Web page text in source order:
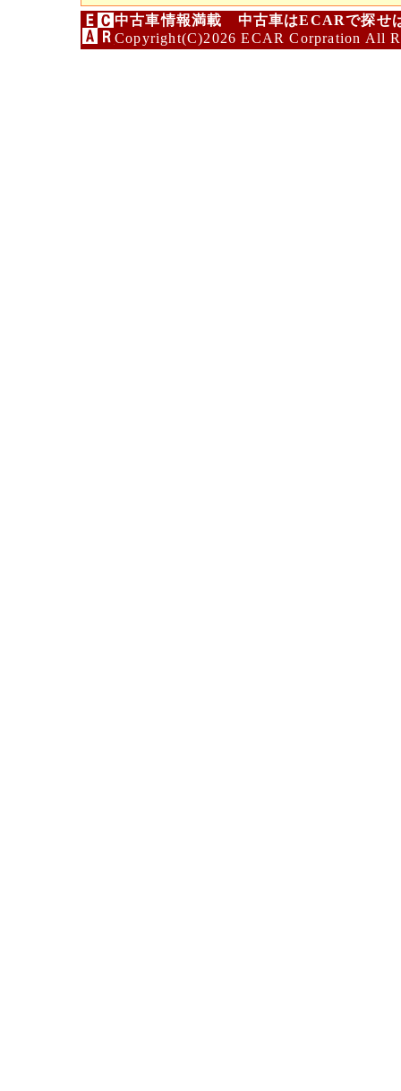
中古車情報満載 中古車はECARで探せ
Copyright(C)2026 ECAR Corpration All